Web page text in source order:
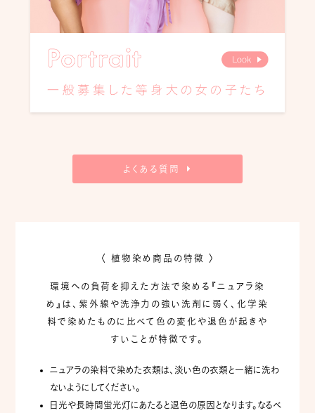
よくある質問
〈 植物染め商品の特徴 〉
環境への負荷を抑えた方法で染める『ニュアラ染
め』は、 紫外線や洗浄力の強い洗剤に弱く、 化学染
料で染めたものに比べて 色の変化や退色が起きや
すいことが特徴です。
ニュアラの染料で染めた衣類は、淡い色の衣類と一緒に洗わ
ないようにしてください。
日光や長時間蛍光灯にあたると退色の原因となります。なるべ